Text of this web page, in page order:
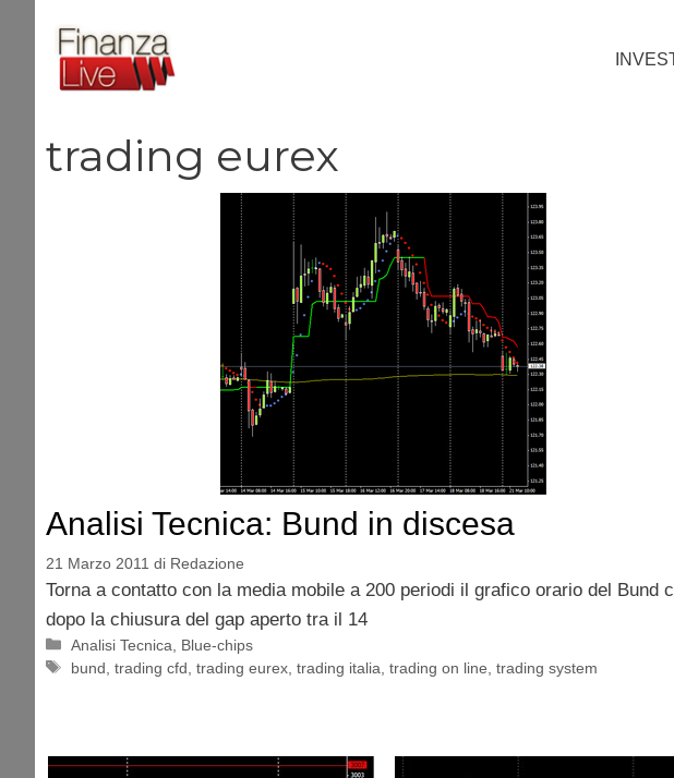
contenuto
trading eurex
Analisi Tecnica: Bund in discesa
21 Marzo 2011 di Redazione
Torna a contatto con la media mobile a 200 periodi il grafico orario del Bund
dopo la chiusura del gap aperto tra il 14
Categorie
Analisi Tecnica
Blue-chips
Tag
bund ,trading cfd ,trading eurex ,trading italia ,trading on line ,trading system